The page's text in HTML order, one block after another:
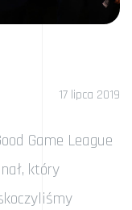
17 lipca 2019
Game League
który